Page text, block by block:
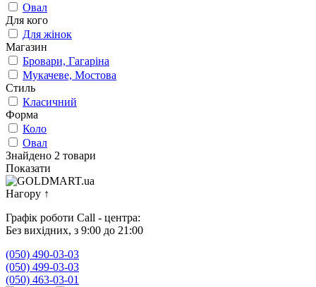
Овал
Для кого
Для жінок
Магазин
Бровари, Гагаріна
Мукачеве, Мостова
Стиль
Класичний
Форма
Коло
Овал
Знайдено 2 товари
Показати
Нагору ↑
Графік роботи Call - центра:
Без вихідних, з 9:00 до 21:00
(050) 490-03-03
(050) 499-03-03
(050) 463-03-01